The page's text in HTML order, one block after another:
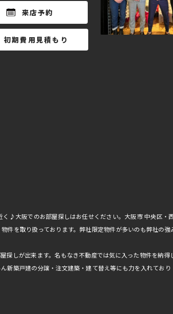
来店予約
初期費用見積もり
♪大阪でのお部屋探しはお任せください。大阪市 中央区・
を取り扱っております。弊社限定物件が多いのも弊社の
しが出来ます。名もなき不動産では気に入った物件を納
築戸建の分譲・注文建築・建て替え等にも力を入れてお